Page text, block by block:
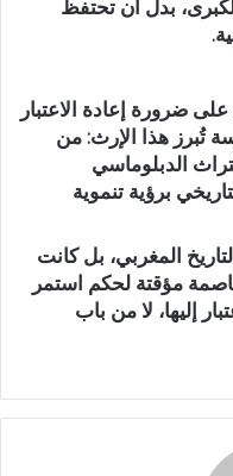
بدل أن تحتفظ
ضرورة إعادة الاعتبار
تُبرز هذا الإرث: من
الدبلوماسي
برؤية تنموية
المغربي، بل كانت
مؤقتة لحكم استمر
إليها، لا من باب